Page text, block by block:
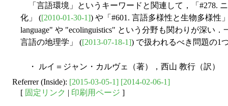
「言語環境」というキーワードと関連して，「#278.
化」 ([2010-01-30-1]) や「#601. 言語多様性と生物多様性
language" や "ecolinguistics" という分野も関わりが深い
言語の地理学」 ([2013-07-18-1]) で扱われるべき問題の1
・ ルイ＝ジャン・カルヴェ（著），西山 教行（訳
Referrer (Inside): [2015-03-05-1] [2014-02-06-1]
[ 固定リンク | 印刷用ページ ]